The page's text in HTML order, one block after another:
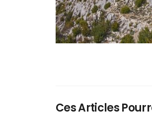
Ces Articles